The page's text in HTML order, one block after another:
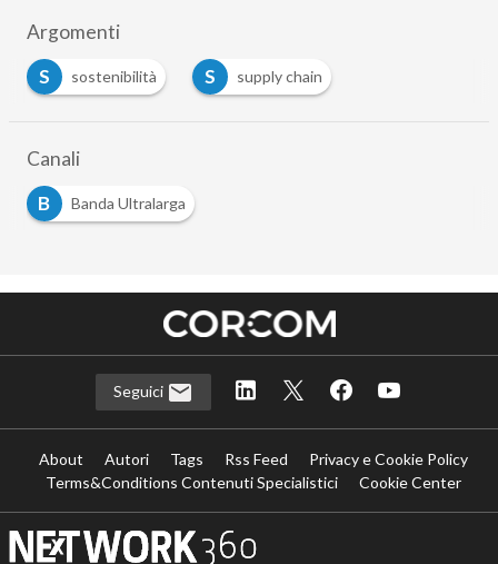
Argomenti
S
sostenibilità S supply chain
Canali
B
Banda Ultralarga
Seguici
About Autori Tags Rss Feed
Privacy e Cookie Policy
Terms&Conditions Contenuti Specialistici
Cookie Center